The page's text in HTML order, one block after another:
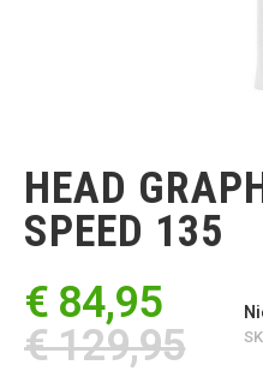
begin
van
de
afbeeldingen-
HEAD
SPEED 135
€ 84,95
€ 129,95